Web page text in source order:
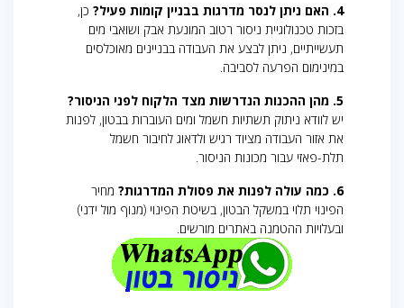
4. האם ניתן לנסר מדרגות בבניין קומות פעיל?
כן,
בזכות טכנולוגיית ניסור רטוב המונעת אבק ושואבי מים
תעשייתיים, ניתן לבצע את העבודה בבניינים מאוכלסים
במינימום הפרעה לסביבה.
5. מהן ההכנות הנדרשות מצד הלקוח לפני הניסור?
יש לוודא ניתוק תשתיות חשמל ומים העוברות בבטון, לפנות
את אזור העבודה מציוד רגיש ולדאוג לחיבור חשמל
תלת-פאזי עבור מכונות הניסור.
6. כמה עולה לפנות את פסולת המדרגות?
מחיר
הפינוי תלוי במשקל הבטון, בשיטת הפינוי (מנוף מול ידני)
ובעלויות ההטמנה באתרים מורשים.